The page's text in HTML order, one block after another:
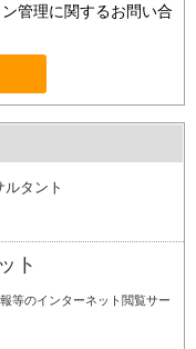
管理に関するお問い合
タント
ト
等のインターネット閲覧サー